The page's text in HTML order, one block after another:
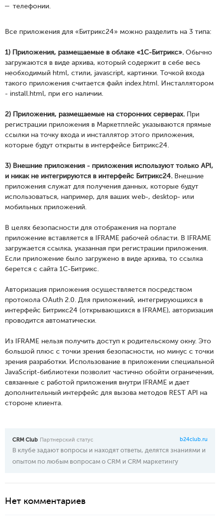
телефонии.
Все приложения для «Битрикс24» можно разделить на 3 типа:
1) Приложения, размещаемые в облаке «1С-Битрикс». Обычно
загружаются в виде архива, который содержит в себе весь
необходимый html, стили, javascript, картинки. Точкой входа
такого приложения считается файл index.html. Инсталлятором
- install.html, при его наличии.
2) Приложения, размещаемые на сторонних серверах. При
регистрации приложения в Маркетплейс указываются прямые
ссылки на точку входа и инсталлятор этого приложения,
которые будут открыты в интерфейсе Битрикс24.
3) Внешние приложения - приложения используют только API,
и никак не интегрируются в интерфейс Битрикс24. Внешние
приложения служат для получения данных, которые будут
использоваться, например, для ваших web-, desktop- или
мобильных приложений.
В целях безопасности для отображения на портале
приложение вставляется в IFRAME рабочей области. В IFRAME
загружается ссылка, указанная при регистрации приложения.
Если приложение было загружено в виде архива, то ссылка
берется с сайта 1С-Битрикс.
Авторизация приложения осуществляется посредством
протокола OAuth 2.0. Для приложений, интегрирующихся в
интерфейс Битрикс24 (открывающихся в IFRAME), авторизация
проводится автоматически.
Из IFRAME нельзя получить доступ к родительскому окну. Это
большой плюс с точки зрения безопасности, но минус с точки
зрения разработки. Использование в приложении специальной
JavaScript-библиотеки позволит частично обойти ограничения,
связанные с работой приложения внутри IFRAME и дает
дополнительный интерфейс для вызова методов REST API на
стороне клиента.
CRM Club Партнерский статус b24club.ru
В клубе задают вопросы и находят ответы, делятся знаниями и
опытом по любым вопросам о CRM и CRM маркетингу
Нет комментариев